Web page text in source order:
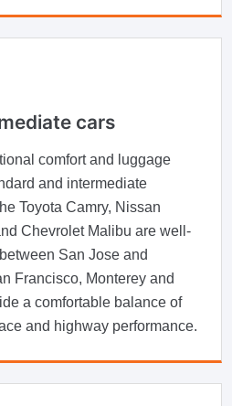
cars
comfort and luggage
and intermediate
Toyota Camry, Nissan
Chevrolet Malibu are well-
San Jose and
Francisco, Monterey and
a comfortable balance of
and highway performance.